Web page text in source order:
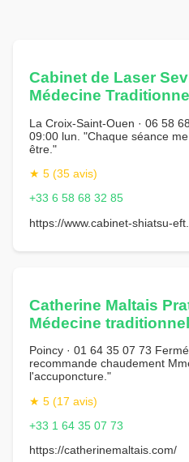
Cabinet de Laser
Médecine
La Croix-Saint-Ouen · 06 58
09:00 lun. "Chaque séance
être."
★ 5 (35 avis)
+33 6 58 68 32 85
https://www.cabinet-shiatsu-
Catherine Maltais
Médecine
Poincy · 01 64 35 07 73
recommande chaudement
l'accuponcture."
★ 5 (17 avis)
+33 1 64 35 07 73
https://catherinemaltais.com/